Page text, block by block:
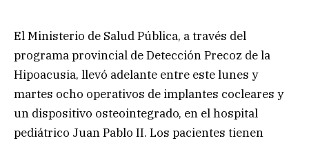
El Ministerio de Salud Pública, a través del
programa provincial de Detección Precoz de la
Hipoacusia, llevó adelante entre este lunes y
martes ocho operativos de implantes cocleares y
un dispositivo osteointegrado, en el hospital
pediátrico Juan Pablo II. Los pacientes tienen